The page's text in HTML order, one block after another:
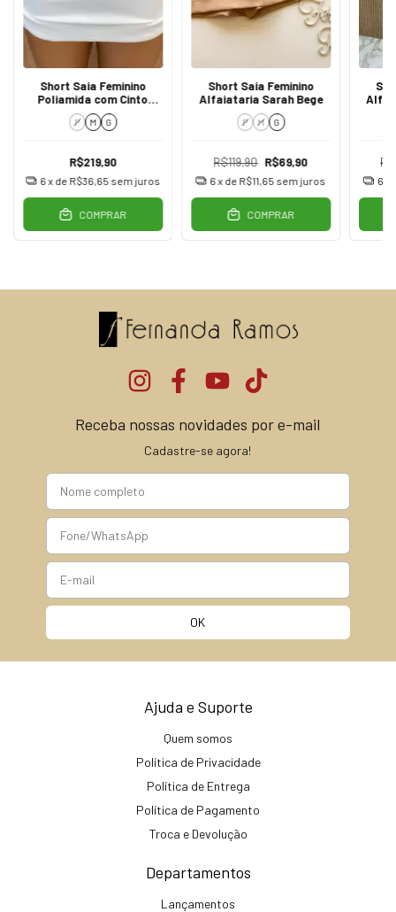
Short Saia Feminino
Poliamida com Cinto
Branco Fivela Prata
P M G
R$219,90
6x de R$36,65 sem juros
COMPRAR
Short Saia Feminino
Alfaiataria Sarah Bege
P M G
R$119,90 R$69,90
6 x de R$11,65 sem juros
COMPRAR
6
Receba nossas novidades por e-mail
Cadastre-se agora!
Ajuda e Suporte
Quem somos
Política de Privacidade
Política de Entrega
Política de Pagamento
Troca e Devolução
Departamentos
Lançamentos